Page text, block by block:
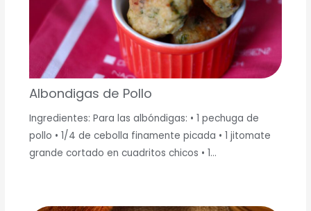
Albondigas de Pollo
Ingredientes: Para las albóndigas: • 1 pechuga de
pollo • 1/4 de cebolla finamente picada • 1 jitomate
grande cortado en cuadritos chicos • 1…